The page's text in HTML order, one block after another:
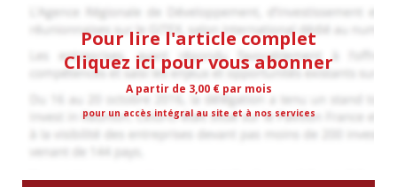
Pour lire l'article complet
Cliquez ici pour vous abonner
A partir de 3,00 € par mois
pour un accès intégral au site et à nos services